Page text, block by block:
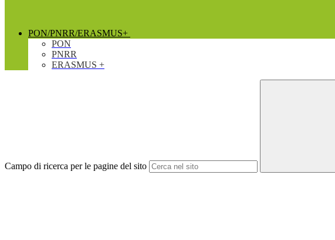
PON/PNRR/ERASMUS+
PON
PNRR
ERASMUS +
Campo di ricerca per le pagine del sito